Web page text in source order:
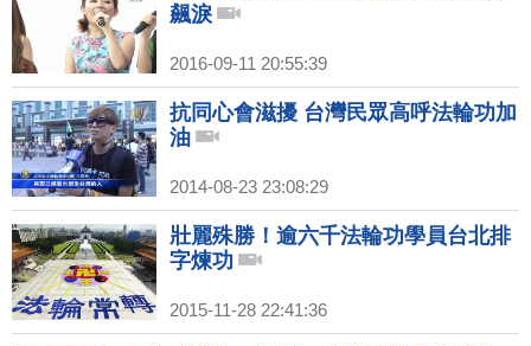
飆淚
2016-09-11 20:55:39
抗同心會滋擾 台灣民眾高呼法輪功加
油
2014-08-23 23:08:29
壯麗殊勝！逾六千法輪功學員台北排
字煉功
2015-11-28 22:41:36